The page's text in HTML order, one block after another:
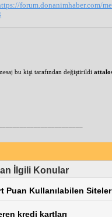
forum.donanimhaber.com/
bu kişi tarafından değiştirildi
İlgili Konular
Puan Kullanılabilen
kredi kartları